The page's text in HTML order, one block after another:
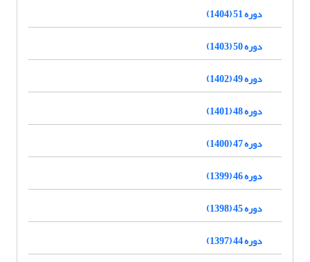
دوره 51 (1404)
دوره 50 (1403)
دوره 49 (1402)
دوره 48 (1401)
دوره 47 (1400)
دوره 46 (1399)
دوره 45 (1398)
دوره 44 (1397)